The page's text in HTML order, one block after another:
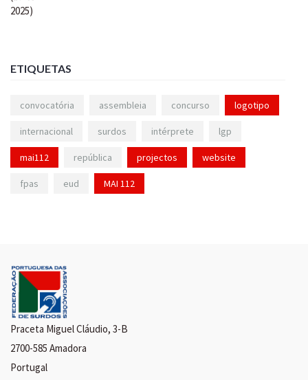
ETIQUETAS
convocatória assembleia concurso logotipo
internacional surdos intérprete lgp
mai112 república projectos website
fpas eud MAI 112
Praceta Miguel Cláudio, 3-B
2700-585 Amadora
Portugal